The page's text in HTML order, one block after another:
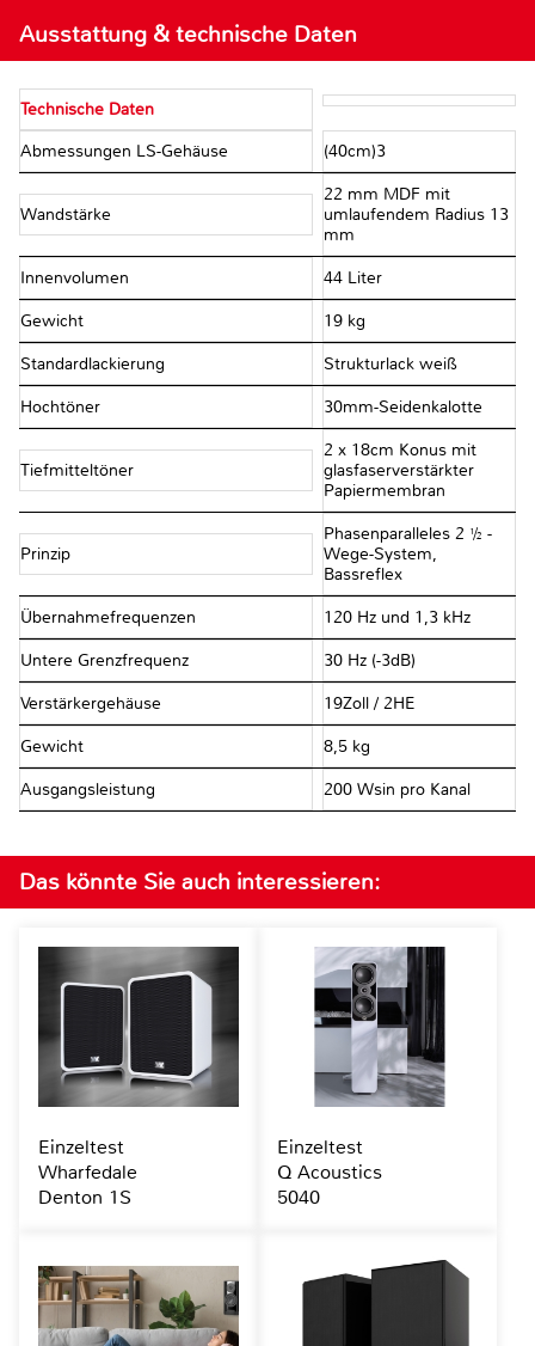
Ausstattung & technische Daten
Technische Daten
Abmessungen LS-Gehäuse (40cm)3
Wandstärke
22 mm MDF mit
umlaufendem Radius 13
mm
Innenvolumen 44 Liter
Gewicht 19 kg
Standardlackierung Strukturlack weiß
Hochtöner 30mm-Seidenkalotte
Tiefmitteltöner
2 x 18cm Konus mit
glasfaserverstärkter
Papiermembran
Prinzip
Phasenparalleles 2 ½ -
Wege-System,
Bassreflex
Übernahmefrequenzen 120 Hz und 1,3 kHz
Untere Grenzfrequenz 30 Hz (-3dB)
Verstärkergehäuse 19Zoll / 2HE
Gewicht 8,5 kg
Ausgangsleistung 200 Wsin pro Kanal
Das könnte Sie auch interessieren:
Einzeltest
Wharfedale
Denton 1S
Einzeltest
Q Acoustics
5040